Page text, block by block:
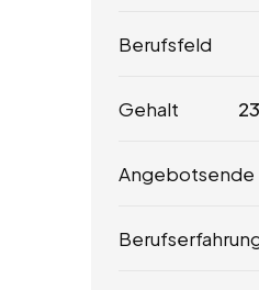
Berufsfeld
Gehalt 23
Angebotsende